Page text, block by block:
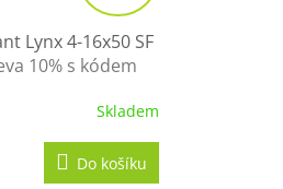
A
R
M
Lynx 4-16x50 SF
10% s kódem
Skladem
Do košíku